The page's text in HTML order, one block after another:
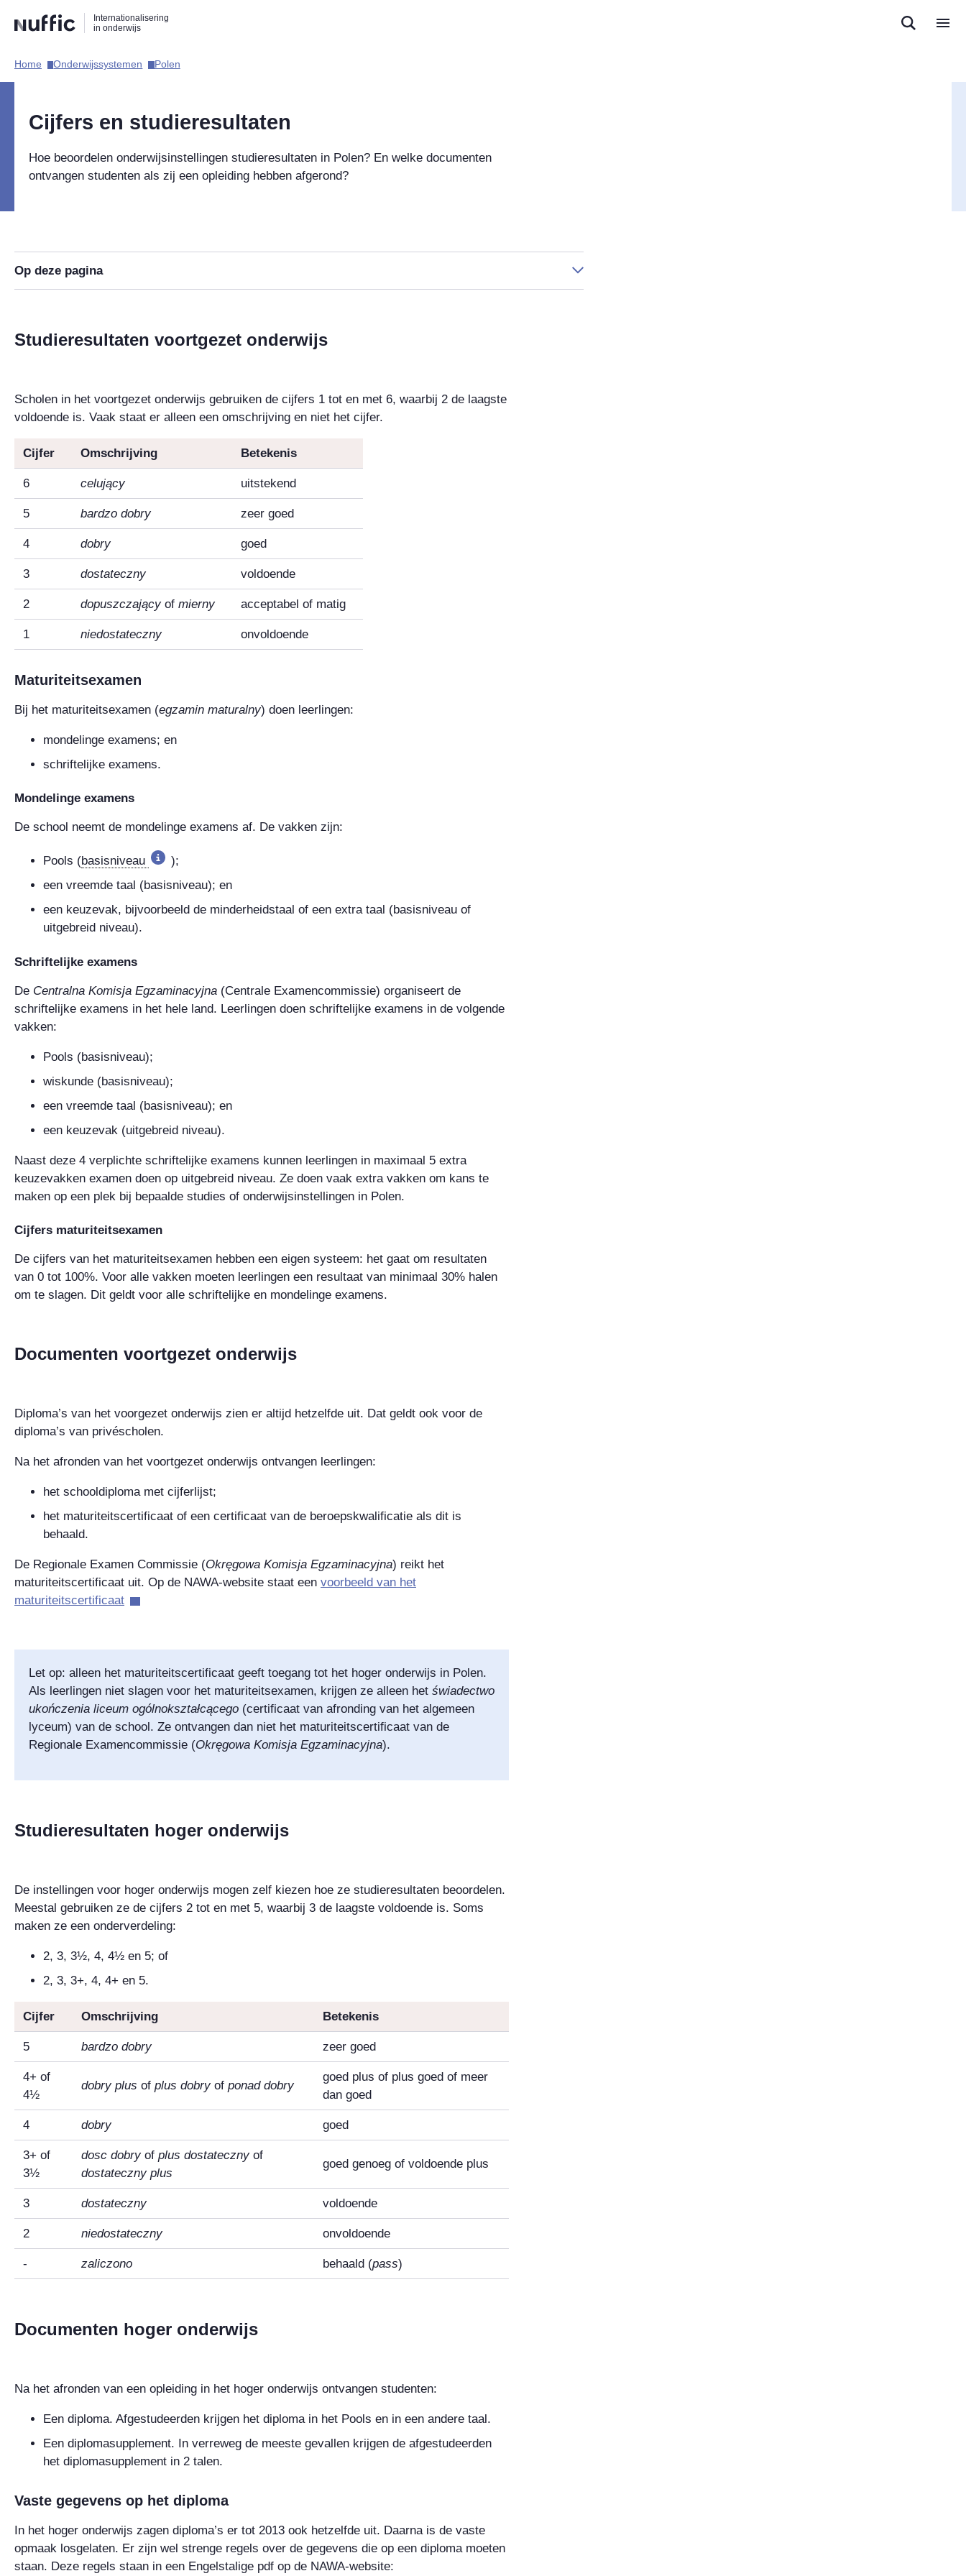
naar
zoekfunctie
naar
hoofdnavigatie
naar
inhoud
Internationalisering
in onderwijs
Hoofdnavigatie
Home​ Onderwijssystemen​ Polen​
Cijfers en studieresultaten
Hoe beoordelen onderwijsinstellingen studieresultaten in Polen? En welke documenten
ontvangen studenten als zij een opleiding hebben afgerond?
Op deze pagina
Studieresultaten voortgezet onderwijs
Scholen in het voortgezet onderwijs gebruiken de cijfers 1 tot en met 6, waarbij 2 de laagste
voldoende is. Vaak staat er alleen een omschrijving en niet het cijfer.
Cijfer Omschrijving Betekenis
6 celujący uitstekend
5 bardzo dobry zeer goed
4 dobry goed
3 dostateczny voldoende
2 dopuszczający of mierny acceptabel of matig
1 niedostateczny onvoldoende
Maturiteitsexamen
Bij het maturiteitsexamen (egzamin maturalny) doen leerlingen:
mondelinge examens; en
schriftelijke examens.
Mondelinge examens
De school neemt de mondelinge examens af. De vakken zijn:
Pools (basisniveau
);
een vreemde taal (basisniveau); en
een keuzevak, bijvoorbeeld de minderheidstaal of een extra taal (basisniveau of
uitgebreid niveau).
Schriftelijke examens
De Centralna Komisja Egzaminacyjna (Centrale Examencommissie) organiseert de
schriftelijke examens in het hele land. Leerlingen doen schriftelijke examens in de volgende
vakken:
Pools (basisniveau);
wiskunde (basisniveau);
een vreemde taal (basisniveau); en
een keuzevak (uitgebreid niveau).
Naast deze 4 verplichte schriftelijke examens kunnen leerlingen in maximaal 5 extra
keuzevakken examen doen op uitgebreid niveau. Ze doen vaak extra vakken om kans te
maken op een plek bij bepaalde studies of onderwijsinstellingen in Polen.
Cijfers maturiteitsexamen
De cijfers van het maturiteitsexamen hebben een eigen systeem: het gaat om resultaten
van 0 tot 100%. Voor alle vakken moeten leerlingen een resultaat van minimaal 30% halen
om te slagen. Dit geldt voor alle schriftelijke en mondelinge examens.
Documenten voortgezet onderwijs
Diploma’s van het voorgezet onderwijs zien er altijd hetzelfde uit. Dat geldt ook voor de
diploma’s van privéscholen.
Na het afronden van het voortgezet onderwijs ontvangen leerlingen:
het schooldiploma met cijferlijst;
het maturiteitscertificaat of een certificaat van de beroepskwalificatie als dit is
behaald.
De Regionale Examen Commissie (Okręgowa Komisja Egzaminacyjna) reikt het
maturiteitscertificaat uit. Op de NAWA-website staat een voorbeeld van het
maturiteitscertificaat
Let op: alleen het maturiteitscertificaat geeft toegang tot het hoger onderwijs in Polen.
Als leerlingen niet slagen voor het maturiteitsexamen, krijgen ze alleen het świadectwo
ukończenia liceum ogólnokształcącego (certificaat van afronding van het algemeen
lyceum) van de school. Ze ontvangen dan niet het maturiteitscertificaat van de
Regionale Examencommissie (Okręgowa Komisja Egzaminacyjna).
Studieresultaten hoger onderwijs
De instellingen voor hoger onderwijs mogen zelf kiezen hoe ze studieresultaten beoordelen.
Meestal gebruiken ze de cijfers 2 tot en met 5, waarbij 3 de laagste voldoende is. Soms
maken ze een onderverdeling:
2, 3, 3½, 4, 4½ en 5; of
2, 3, 3+, 4, 4+ en 5.
Cijfer Omschrijving Betekenis
5 bardzo dobry zeer goed
4+ of
4½
dobry plus of plus dobryof ponad dobry
goed plus of plus goed of meer
dan goed
4 dobry goed
3+ of
3½
dosc dobry of plus dostateczny of
dostateczny plus
goed genoeg of voldoende plus
3 dostateczny voldoende
2 niedostateczny onvoldoende
- zaliczono behaald (pass)
Documenten hoger onderwijs
Na het afronden van een opleiding in het hoger onderwijs ontvangen studenten:
Een diploma. Afgestudeerden krijgen het diploma in het Pools en in een andere taal.
Een diplomasupplement. In verreweg de meeste gevallen krijgen de afgestudeerden
het diplomasupplement in 2 talen.
Vaste gegevens op het diploma
In het hoger onderwijs zagen diploma’s er tot 2013 ook hetzelfde uit. Daarna is de vaste
opmaak losgelaten. Er zijn wel strenge regels over de gegevens die op een diploma moeten
staan. Deze regels staan in een Engelstalige pdf op de NAWA-website: